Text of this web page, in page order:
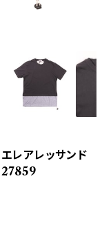
アレッサンド
27859